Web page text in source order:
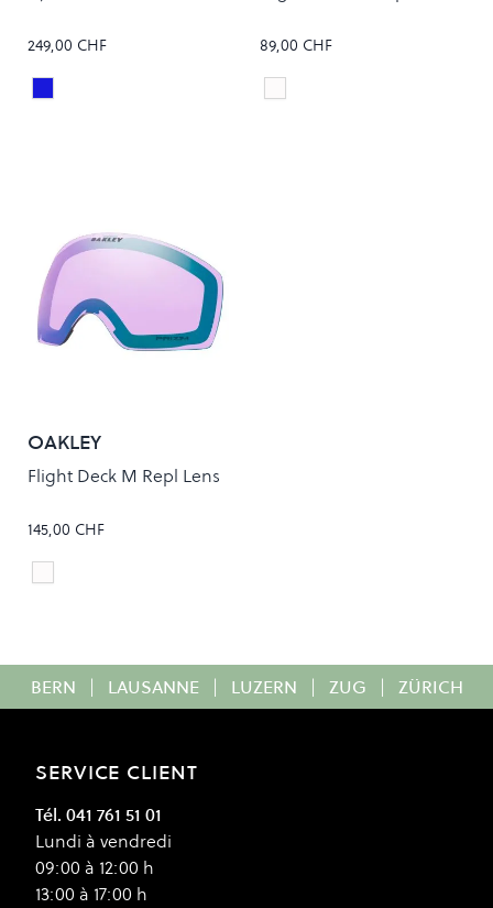
249,00 CHF
Colour
Prcv Vrbl Blue
89,00 CHF
Colour
PRIZM CLEAR
OAKLEY
Flight Deck M Repl Lens
145,00 CHF
Colour
PRIZM ICED IRIDIUM
BERN | LAUSANNE | LUZERN | ZUG | ZÜRICH
SERVICE CLIENT
Tél. 041 761 51 01
Lundi à vendredi
09:00 à 12:00 h
13:00 à 17:00 h